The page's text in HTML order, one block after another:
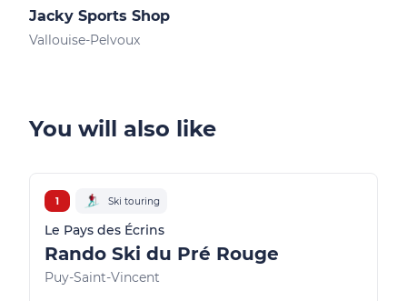
Jacky Sports Shop
Vallouise-Pelvoux
You will also like
1 Ski touring
Le Pays des Écrins
Rando Ski du Pré Rouge
Puy-Saint-Vincent